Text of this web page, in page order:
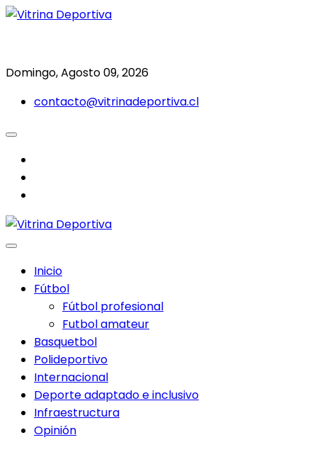
Saltar
Domingo, Agosto 09, 2026
contacto@vitrinadeportiva.cl
Inicio
Fútbol
Fútbol profesional
Futbol amateur
Basquetbol
Polideportivo
Internacional
Deporte adaptado e inclusivo
Infraestructura
Opinión